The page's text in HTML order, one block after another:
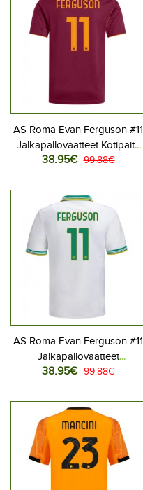
AS Roma Evan Ferguson #11
Jalkapallovaatteet Kotipaita
2025-26 Lyhythihainen
38.95€ 99.88€
AS Roma Evan Ferguson #11
Jalkapallovaatteet
Kolmaspaita 2025-26
38.95€ 99.88€